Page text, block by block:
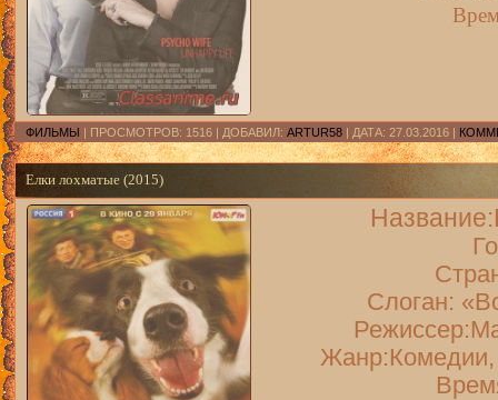
ФИЛЬМЫ | ПРОСМОТРОВ: 1516 | ДОБАВИЛ: ARTUR58 | ДАТА: 27.03.2016 |
Елки лохматые (2015)
Слоган: